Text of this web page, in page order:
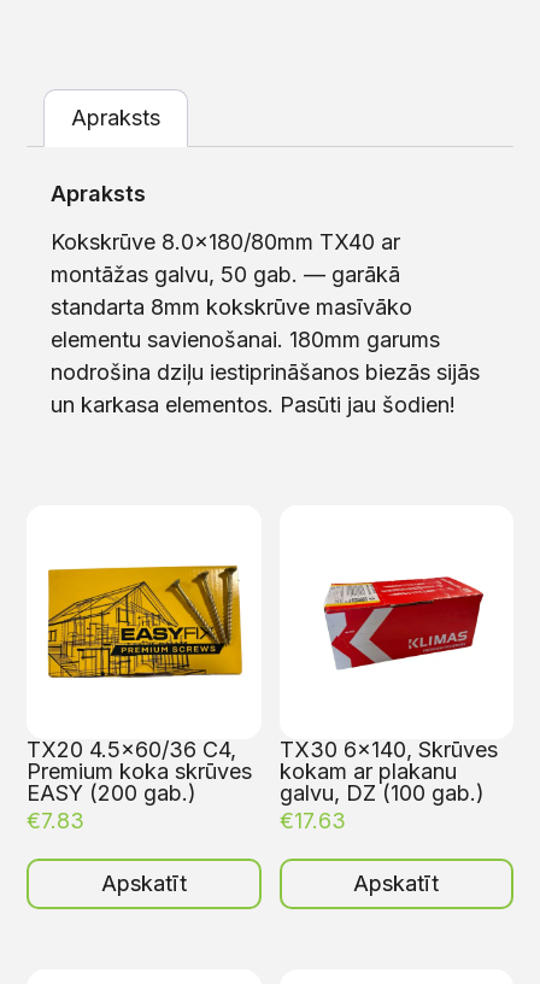
Apraksts
Apraksts
Kokskrūve 8.0×180/80mm TX40 ar
montāžas galvu, 50 gab. — garākā
standarta 8mm kokskrūve masīvāko
elementu savienošanai. 180mm garums
nodrošina dziļu iestiprināšanos biezās sijās
un karkasa elementos. Pasūti jau šodien!
TX20 4.5×60/36 C4,
Premium koka skrūves
EASY (200 gab.)
€7.83
Apskatīt
TX30 6×140, Skrūves
kokam ar plakanu
galvu, DZ (100 gab.)
€17.63
Apskatīt